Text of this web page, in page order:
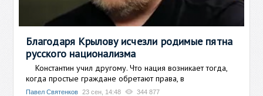
Благодаря Крылову исчезли родимые пятна
русского национализма
Константин учил другому. Что нация возникает тогда,
когда простые граждане обретают права, в
Павел Святенков 23 сен, 14:48 344 877